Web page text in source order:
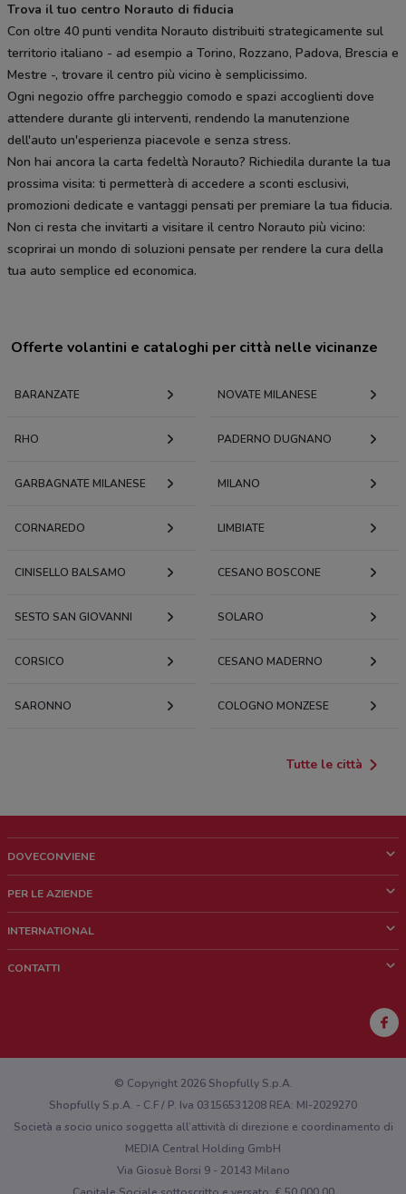
Trova il tuo centro Norauto di fiducia
Con oltre 40 punti vendita Norauto distribuiti strategicamente sul
territorio italiano - ad esempio a Torino, Rozzano, Padova, Brescia e
Mestre -, trovare il centro più vicino è semplicissimo.
Ogni negozio offre parcheggio comodo e spazi accoglienti dove
attendere durante gli interventi, rendendo la manutenzione
dell'auto un'esperienza piacevole e senza stress.
Non hai ancora la carta fedeltà Norauto? Richiedila durante la tua
prossima visita: ti permetterà di accedere a sconti esclusivi,
promozioni dedicate e vantaggi pensati per premiare la tua fiducia.
Non ci resta che invitarti a visitare il centro Norauto più vicino:
scoprirai un mondo di soluzioni pensate per rendere la cura della
tua auto semplice ed economica.
Offerte volantini e cataloghi per città nelle vicinanze
BARANZATE NOVATE MILANESE
RHO PADERNO DUGNANO
GARBAGNATE MILANESE MILANO
CORNAREDO LIMBIATE
CINISELLO BALSAMO CESANO BOSCONE
SESTO SAN GIOVANNI SOLARO
CORSICO CESANO MADERNO
SARONNO COLOGNO MONZESE
Tutte le città
DOVECONVIENE
Chi siamo
Lavora con noi
PER LE AZIENDE
Richieste commerciali e marketing
INTERNATIONAL
CONTATTI
Hai un malfunzionamento sul web o sull'app?
© Copyright 2026 Shopfully S.p.A.
Shopfully S.p.A. - C.F / P. Iva 03156531208 REA: MI-2029270
Società a socio unico soggetta all’attività di direzione e coordinamento di
MEDIA Central Holding GmbH
Via Giosuè Borsi 9 - 20143 Milano